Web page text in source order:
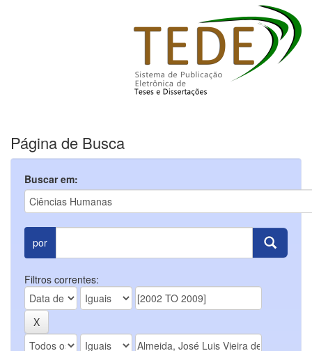
Página de Busca
Buscar em:
por
Filtros correntes: